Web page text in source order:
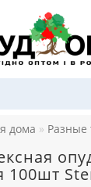
дома Разные
100шт